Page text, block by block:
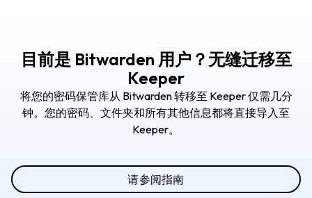
目前是 Bitwarden 用户？无缝迁移至
Keeper
将您的密码保管库从 Bitwarden 转移至 Keeper 仅需几分
钟。您的密码、文件夹和所有其他信息都将直接导入至
Keeper。
请参阅指南